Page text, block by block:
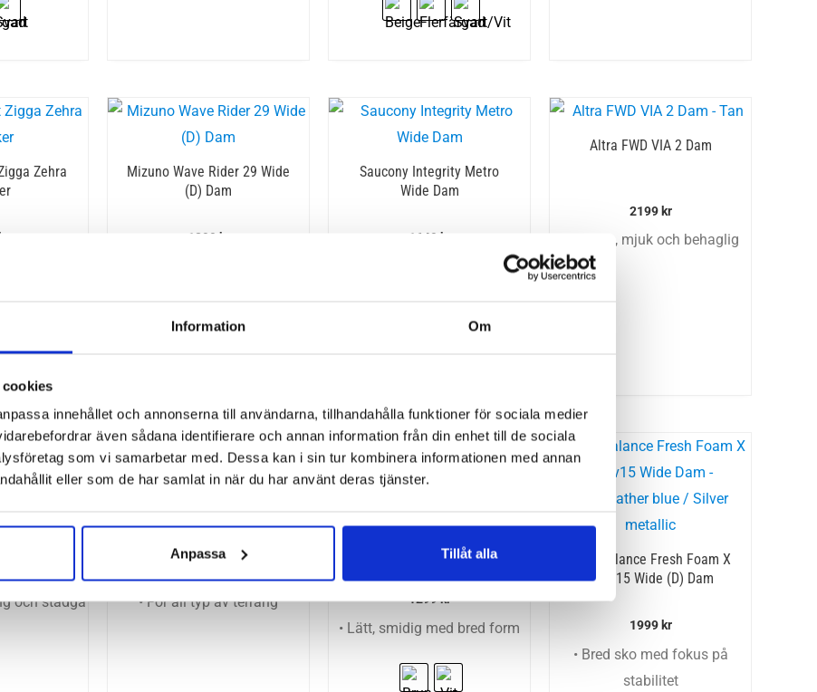
Information Om
innehållet och annonserna till användarna, tillhandahålla funktioner för sociala medier
även sådana identifierare och annan information från din enhet till de sociala
som vi samarbetar med. Dessa kan i sin tur kombinera informationen med annan
eller som de har samlat in när du har använt deras tjänster.
Anpassa Tillåt alla
Zehra
Mizuno Wave Rider 29 Wide
(D) Dam
1899 kr
Saucony Integrity Metro
Wide Dam
1649 kr
Altra FWD VIA 2 Dam
2199 kr
• Rymlig, mjuk och behaglig
och stadga
Wide (D) Dam
• För all typ av terräng
Arishi v4 TIRALUX Wide (D)
1299kr
• Lätt, smidig med bred form
New Balance Fresh Foam X
860v15 Wide (D) Dam
1999kr
• Bred sko med fokus på
stabilitet